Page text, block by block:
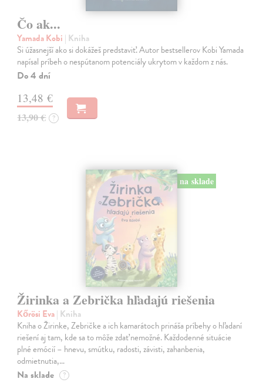
Čo ak...
Yamada Kobi | Kniha
Si úžasnejší ako si dokážeš predstaviť. Autor bestsellerov Kobi Yamada
napísal príbeh o nespútanom potenciály ukrytom v každom z nás.
Do 4 dní
13,48 €
13,90 € ?
na sklade
Žirinka a Zebrička hľadajú riešenia
Kőrösi Eva| Kniha
Kniha o Žirinke, Zebričke a ich kamarátoch prináša príbehy o hľadaní
riešení aj tam, kde sa to môže zdať nemožné. Každodenné situácie
plné emócií – hnevu, smútku, radosti, závisti, zahanbenia,
odmietnutia,…
Na sklade ?